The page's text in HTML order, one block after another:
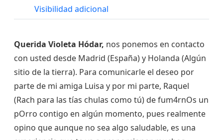
Visibilidad adicional
Querida Violeta Hódar, nos ponemos en contacto
con usted desde Madrid (España) y Holanda (Algún
sitio de la tierra). Para comunicarle el deseo por
parte de mi amiga Luisa y por mi parte, Raquel
(Rach para las tías chulas como tú) de fum4rnOs un
pOrro contigo en algún momento, pues realmente
opino que aunque no sea algo saludable, es una